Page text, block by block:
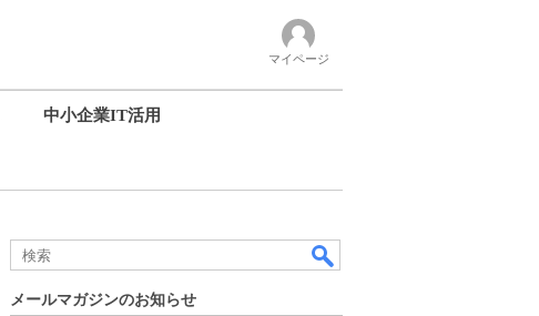
マイページ
中小企業IT活用
メールマガジンのお知らせ